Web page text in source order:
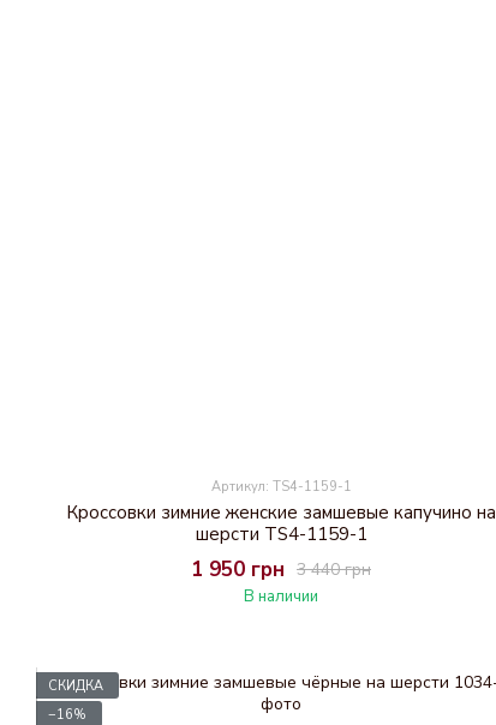
Артикул: TS4-1159-1
Кроссовки зимние женские замшевые капучино на
шерсти TS4-1159-1
3 440 грн
1 950 грн
В наличии
СКИДКА
−16%